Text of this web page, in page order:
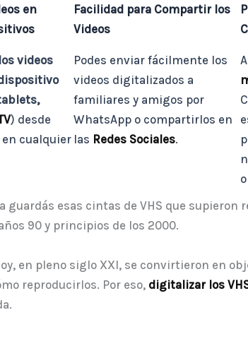
en
videos
) desde
cualquier
Facilidad para Compartir los
Videos
Podes enviar fácilmente los
videos digitalizados a
familiares y amigos por
WhatsApp o compartirlos en
las Redes Sociales.
esas cintas de VHS que
90 y principios de los 2000.
en pleno siglo XXI, se convirtieron en
reproducirlos. Por eso, digitalizar los